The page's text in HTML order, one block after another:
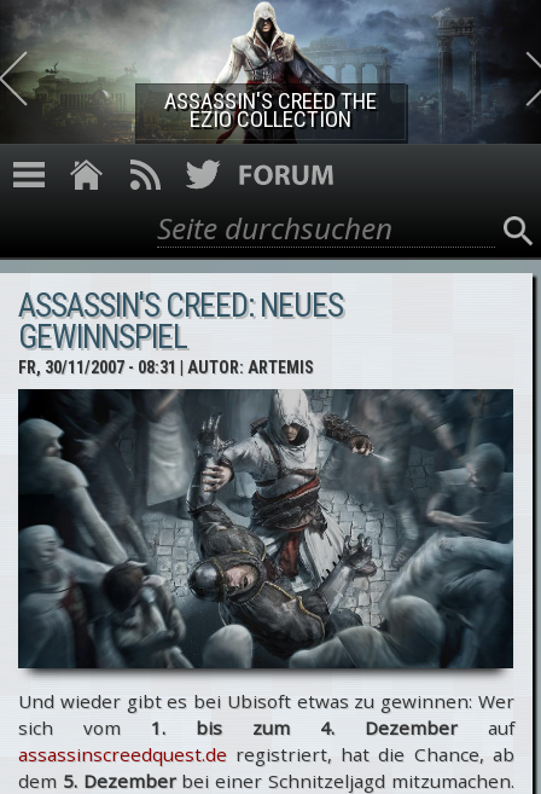
Direkt zum Inhalt
ASSASSIN'S CREED THE
EZIO COLLECTION
Suchformular
Suche
ASSASSIN'S CREED: NEUES
GEWINNSPIEL
FR, 30/11/2007 - 08:31 | AUTOR: ARTEMIS
Und wieder gibt es bei Ubisoft etwas zu gewinnen: Wer
sich vom 1. bis zum 4. Dezemberauf
assassinscreedquest.de registriert, hat die Chance, ab
dem 5. Dezemberbei einer Schnitzeljagd mitzumachen.